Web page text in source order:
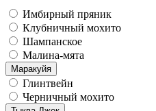
Имбирный пряник
Клубничный мохито
Шампанское
Малина-мята
Маракуйя
Глинтвейн
Черничный мохито